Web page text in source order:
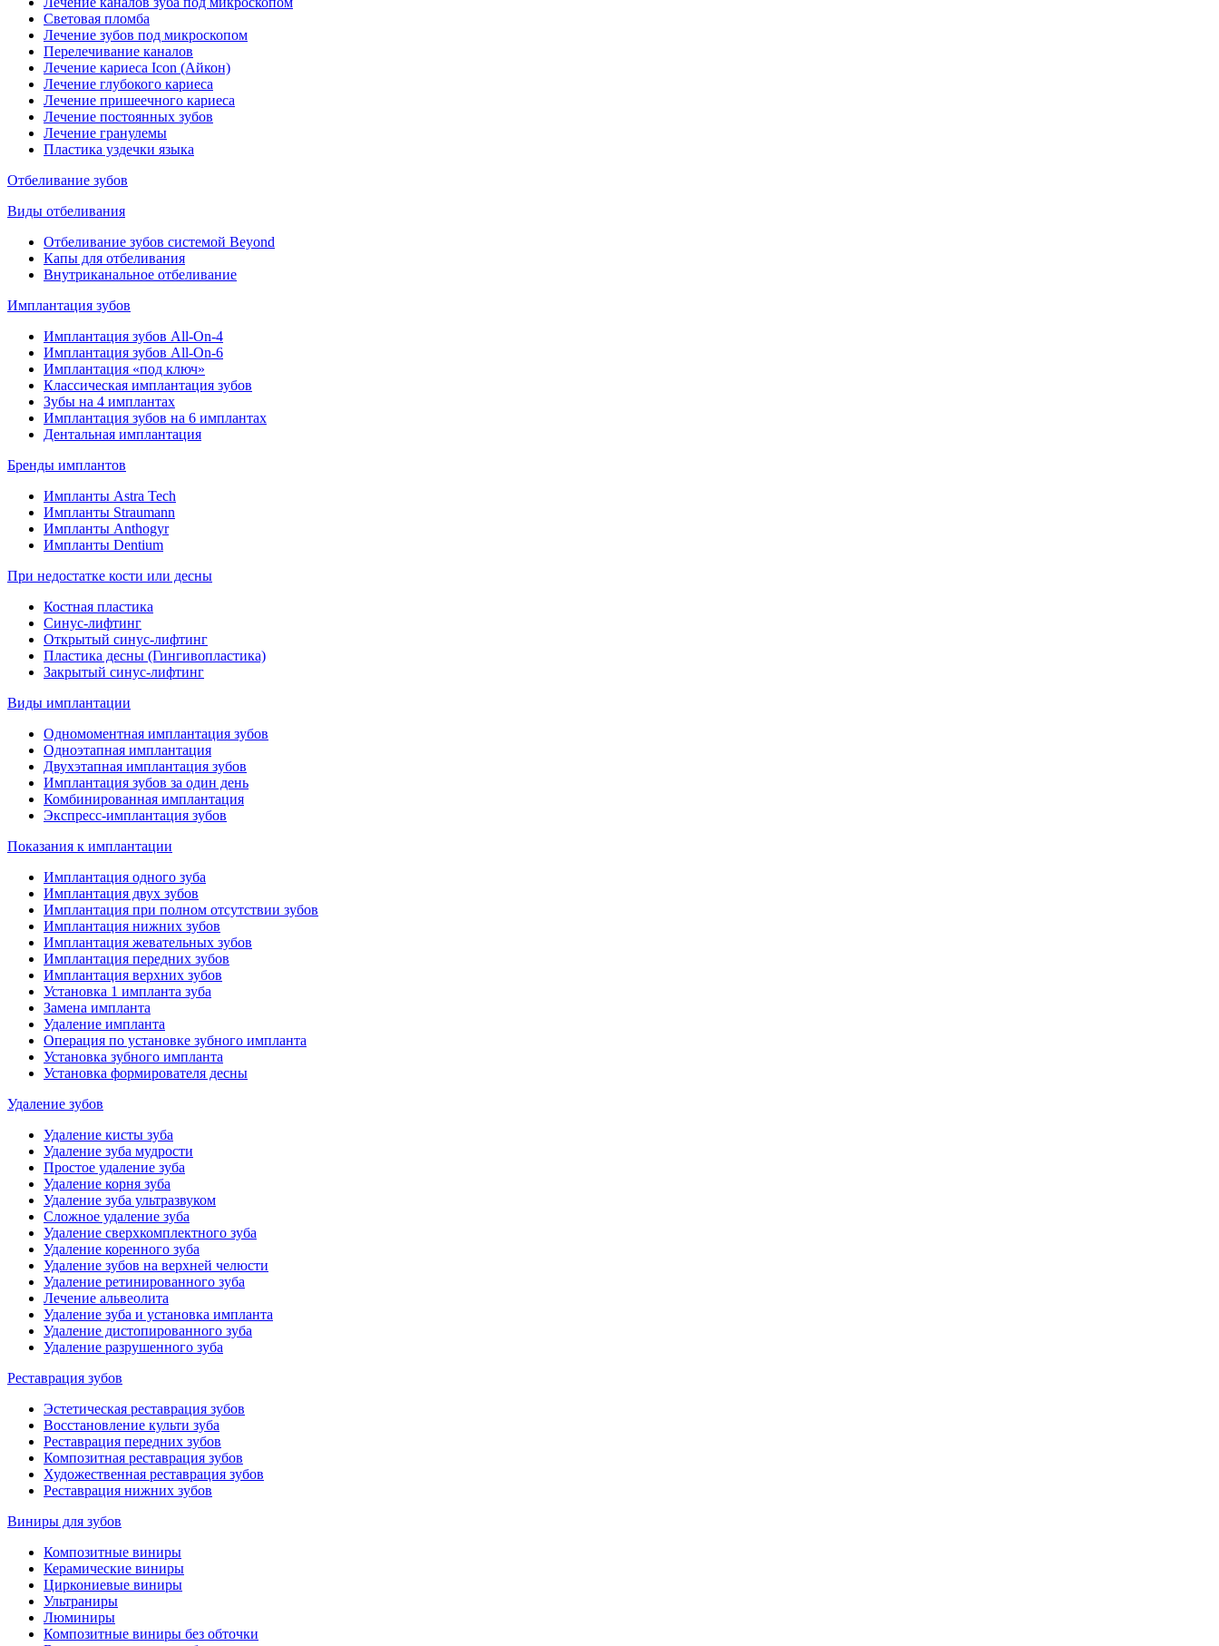
Световая пломба
Лечение зубов под микроскопом
Перелечивание каналов
Лечение кариеса Icon (Айкон)
Лечение глубокого кариеса
Лечение пришеечного кариеса
Лечение постоянных зубов
Лечение гранулемы
Пластика уздечки языка
Отбеливание зубов
Виды отбеливания
Отбеливание зубов системой Beyond
Капы для отбеливания
Внутриканальное отбеливание
Имплантация зубов
Имплантация зубов All-On-4
Имплантация зубов All-On-6
Имплантация «под ключ»
Классическая имплантация зубов
Зубы на 4 имплантах
Имплантация зубов на 6 имплантах
Дентальная имплантация
Бренды имплантов
Импланты Astra Tech
Импланты Straumann
Импланты Anthogyr
Импланты Dentium
При недостатке кости или десны
Костная пластика
Синус-лифтинг
Открытый синус-лифтинг
Пластика десны (Гингивопластика)
Закрытый синус-лифтинг
Виды имплантации
Одномоментная имплантация зубов
Одноэтапная имплантация
Двухэтапная имплантация зубов
Имплантация зубов за один день
Комбинированная имплантация
Экспресс-имплантация зубов
Показания к имплантации
Имплантация одного зуба
Имплантация двух зубов
Имплантация при полном отсутствии зубов
Имплантация нижних зубов
Имплантация жевательных зубов
Имплантация передних зубов
Имплантация верхних зубов
Установка 1 импланта зуба
Замена импланта
Удаление импланта
Операция по установке зубного импланта
Установка зубного импланта
Установка формирователя десны
Удаление зубов
Удаление кисты зуба
Удаление зуба мудрости
Простое удаление зуба
Удаление корня зуба
Удаление зуба ультразвуком
Сложное удаление зуба
Удаление сверхкомплектного зуба
Удаление коренного зуба
Удаление зубов на верхней челюсти
Удаление ретинированного зуба
Лечение альвеолита
Удаление зуба и установка импланта
Удаление дистопированного зуба
Удаление разрушенного зуба
Реставрация зубов
Эстетическая реставрация зубов
Восстановление культи зуба
Реставрация передних зубов
Композитная реставрация зубов
Художественная реставрация зубов
Реставрация нижних зубов
Виниры для зубов
Композитные виниры
Керамические виниры
Циркониевые виниры
Ультраниры
Люминиры
Композитные виниры без обточки